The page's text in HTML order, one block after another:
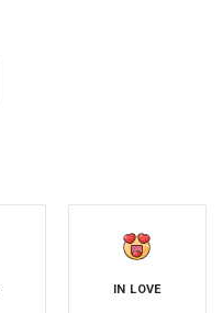
IN LOVE